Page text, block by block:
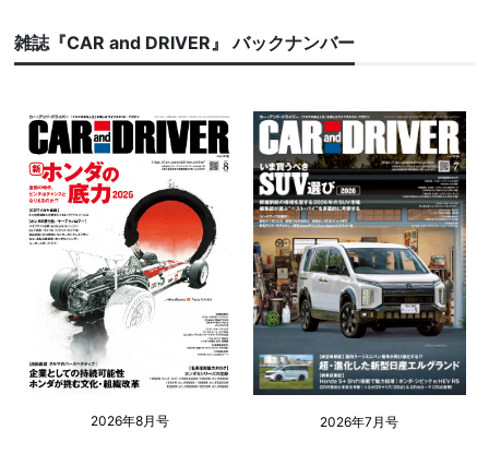
雑誌『CAR and DRIVER』 バックナンバー
2026年8月号 2026年7月号